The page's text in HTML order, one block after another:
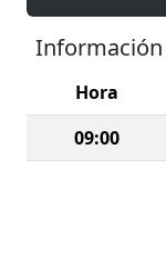
Información
Hora
09:00